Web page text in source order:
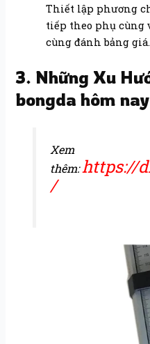
Thiết lập phương
tiếp theo phụ cùng
cùng đánh bảng giá.
3. Những Xu
bongda hôm nay
Xem
thêm:https://
/